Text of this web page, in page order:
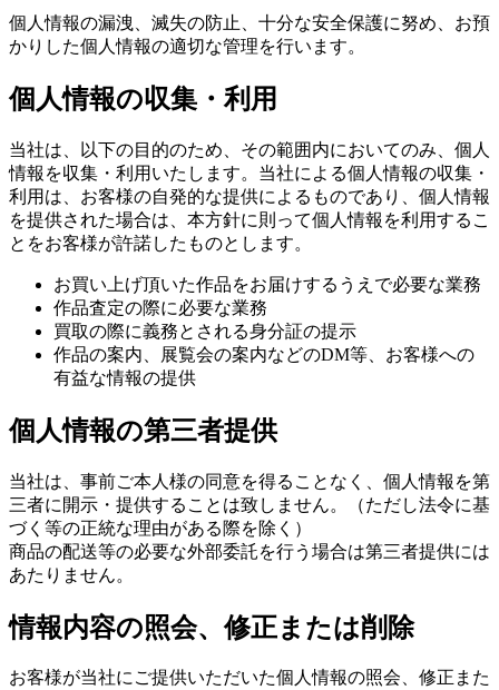
個人情報の漏洩、滅失の防止、十分な安全保護に努め、お預
かりした個人情報の適切な管理を行います。
個人情報の収集・利用
当社は、以下の目的のため、その範囲内においてのみ、個人
情報を収集・利用いたします。当社による個人情報の収集・
利用は、お客様の自発的な提供によるものであり、個人情報
を提供された場合は、本方針に則って個人情報を利用するこ
とをお客様が許諾したものとします。
お買い上げ頂いた作品をお届けするうえで必要な業務
作品査定の際に必要な業務
買取の際に義務とされる身分証の提示
作品の案内、展覧会の案内などのDM等、お客様への
有益な情報の提供
個人情報の第三者提供
当社は、事前ご本人様の同意を得ることなく、個人情報を第
三者に開示・提供することは致しません。（ただし法令に基
づく等の正統な理由がある際を除く）
商品の配送等の必要な外部委託を行う場合は第三者提供には
あたりません。
情報内容の照会、修正または削除
お客様が当社にご提供いただいた個人情報の照会、修正また